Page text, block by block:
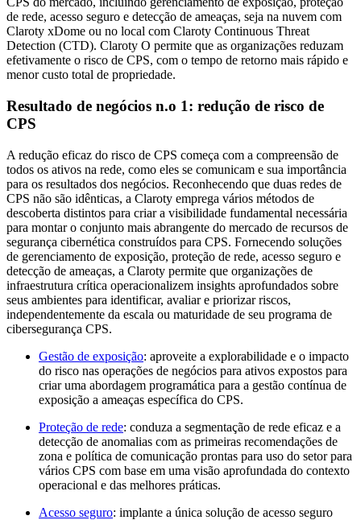
de rede, acesso seguro e detecção de ameaças, seja na nuvem com
Claroty xDome ou no local com Claroty Continuous Threat
Detection (CTD). Claroty O permite que as organizações reduzam
efetivamente o risco de CPS, com o tempo de retorno mais rápido e
menor custo total de propriedade.
Resultado de negócios n.o 1: redução de risco de
CPS
A redução eficaz do risco de CPS começa com a compreensão de
todos os ativos na rede, como eles se comunicam e sua importância
para os resultados dos negócios. Reconhecendo que duas redes de
CPS não são idênticas, a Claroty emprega vários métodos de
descoberta distintos para criar a visibilidade fundamental necessária
para montar o conjunto mais abrangente do mercado de recursos de
segurança cibernética construídos para CPS. Fornecendo soluções
de gerenciamento de exposição, proteção de rede, acesso seguro e
detecção de ameaças, a Claroty permite que organizações de
infraestrutura crítica operacionalizem insights aprofundados sobre
seus ambientes para identificar, avaliar e priorizar riscos,
independentemente da escala ou maturidade de seu programa de
cibersegurança CPS.
Gestão de exposição: aproveite a explorabilidade e o impacto
do risco nas operações de negócios para ativos expostos para
criar uma abordagem programática para a gestão contínua de
exposição a ameaças específica do CPS.
Proteção de rede: conduza a segmentação de rede eficaz e a
detecção de anomalias com as primeiras recomendações de
zona e política de comunicação prontas para uso do setor para
vários CPS com base em uma visão aprofundada do contexto
operacional e das melhores práticas.
Acesso seguro: implante a única solução de acesso seguro